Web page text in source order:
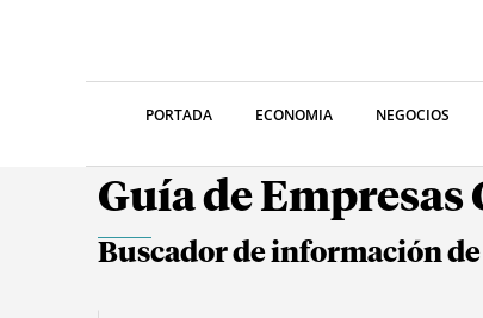
PORTADA ECONOMIA NEGOCIOS
Guía de
Buscador de información